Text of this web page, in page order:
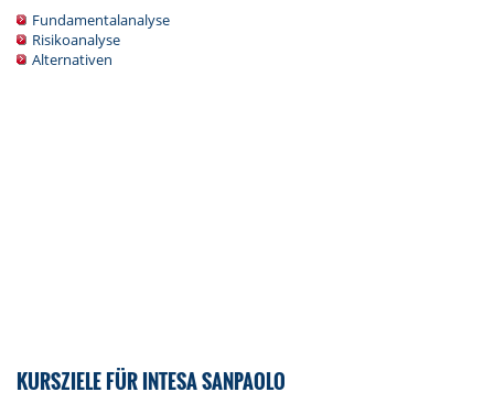
Fundamentalanalyse
Risikoanalyse
Alternativen
KURSZIELE FÜR INTESA SANPAOLO